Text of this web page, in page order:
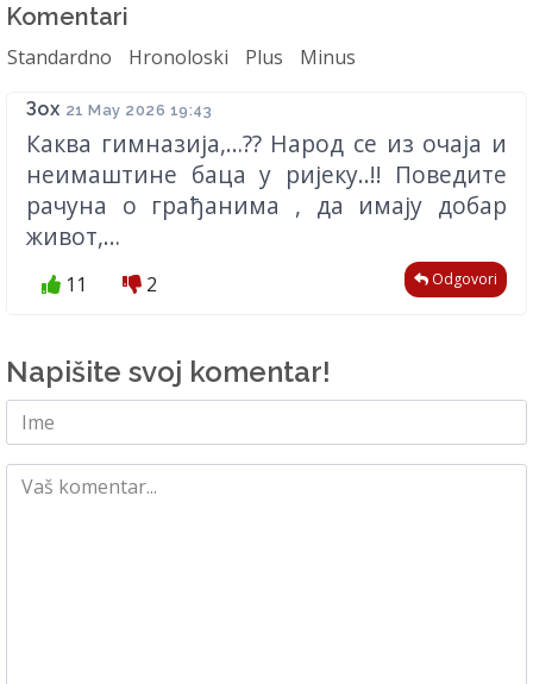
Komentari
Standardno Hronoloski Plus Minus
Зох 21 May 2026 19:43
Каква гимназија,…?? Народ се из очаја и
неимаштине баца у ријеку..!! Поведите
рачуна о грађанима , да имају добар
живот,…
11 2 Odgovori
Napišite svoj komentar!